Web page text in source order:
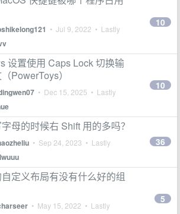
• Jul 9, 2022 • Lastly
10
设置使用 Caps Lock 切换输
PowerToys）
• Dec 15, 2025 • Lastly
10
母的时候右 Shift 用的多吗？
• Sep 24, 2023 • Lastly
36
定义布局有没有什么好的组
• May 15, 2022 • Lastly
5